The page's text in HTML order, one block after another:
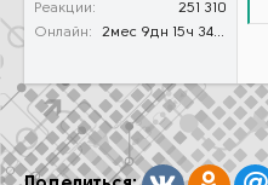
Реакции
251 310
Онлайн
2мес 9дн 15ч 34м 37с